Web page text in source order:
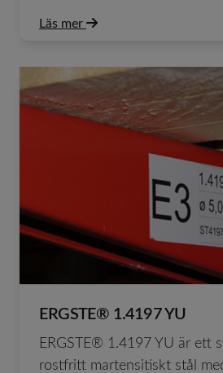
Läs mer
ERGSTE® 1.4197 YU
ERGSTE® 1.4197 YU är ett
rostfritt martensitiskt stål